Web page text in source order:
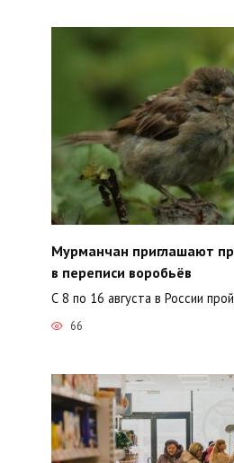
Мурманчан приглашают
в переписи воробьёв
С 8 по 16 августа в России
66